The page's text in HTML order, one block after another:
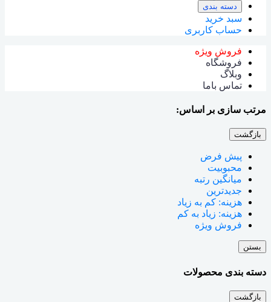
دسته بندی
سبد خرید
حساب کاربری
فروش ویژه
فروشگاه
وبلاگ
تماس باما
مرتب سازی بر اساس:
بازگشت
پیش فرض
محبوبیت
میانگین رتبه
جدیدترین
هزینه: کم به زیاد
هزینه: زیاد به کم
فروش ویژه
بستن
دسته بندی محصولات
بازگشت